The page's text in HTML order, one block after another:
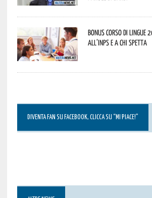
Bonus corso di lingue
all’INPS e a chi spetta
DIVENTA FAN SU FACEBOOK, CLICCA SU “MI PIACE!”